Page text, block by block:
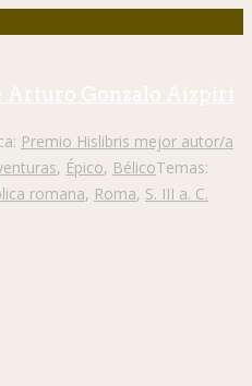
Arturo Gonzalo Aizpiri
Premio Hislibris mejor autor/a
, Épico, BélicoTemas:
romana, Roma, S. III a. C.